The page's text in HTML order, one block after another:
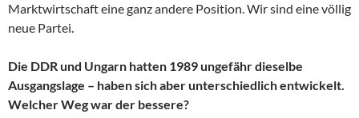
Marktwirtschaft eine ganz andere Position. Wir sind eine völlig
neue Partei.
Die DDR und Ungarn hatten 1989 ungefähr dieselbe
Ausgangslage – haben sich aber unterschiedlich entwickelt.
Welcher Weg war der bessere?